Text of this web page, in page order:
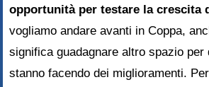
opportunità per testare la crescita
vogliamo andare avanti in Coppa,
significa guadagnare altro spazio
stanno facendo dei miglioramenti.